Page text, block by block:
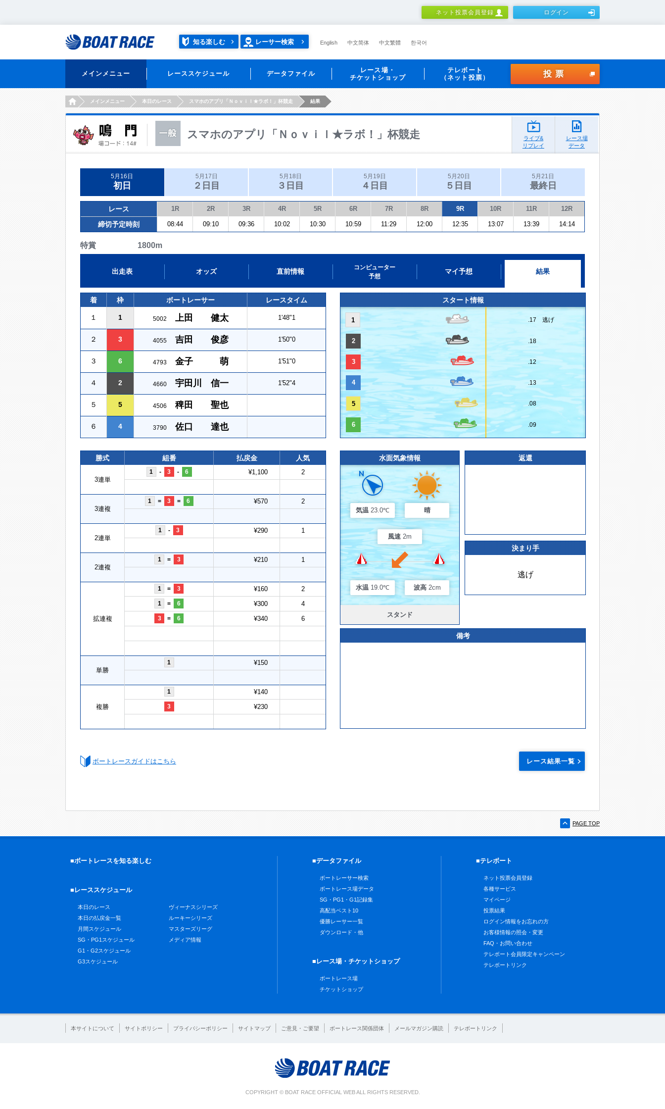
ネット投票会員登録 ログイン
知る楽しむ レーサー検索 English 中文简体 中文繁體 한국어
メインメニュー レーススケジュール データファイル
レース場・
チケットショップ
テレボート
（ネット投票）
投票
HOMEメインメニュー 本日のレース スマホのアプリ「Ｎｏｖｉｌ★ラボ！」杯競走 結果
スマホのアプリ「Ｎｏｖｉｌ★ラボ！」杯競走
ライブ&
リプレイ
レース場
データ
5月16日
初日
5月17日
２日目
5月18日
３日目
5月19日
４日目
5月20日
５日目
5月21日
最終日
レース 1R 2R 3R 4R 5R 6R 7R 8R 9R 10R 11R 12R
締切予定時刻 08:44 09:10 09:36 10:02 10:30 10:59 11:29 12:00 12:35 13:07 13:39 14:14
特賞 1800m
出走表 オッズ 直前情報
コンピューター
予想
マイ予想 結果
着 枠 ボートレーサー レースタイム
１ 1 5002 上田 健太 1'48"1
２ 3 4055 吉田 俊彦 1'50"0
３ 6 4793 金子 萌 1'51"0
４ 2 4660 宇田川 信一 1'52"4
５ 5 4506 稗田 聖也
６ 4 3790 佐口 達也
スタート情報
1 .17 逃げ
2 .18
3 .12
4 .13
5 .08
6 .09
勝式 組番 払戻金 人気
3連単
1 - 3 - 6 ¥1,100 2
3連複
1 = 3 = 6 ¥570 2
2連単
1 - 3 ¥290 1
2連複
1 = 3 ¥210 1
拡連複
1 = 3 ¥160 2
1 = 6 ¥300 4
3 = 6 ¥340 6
単勝
1 ¥150
複勝
1 ¥140
3 ¥230
水面気象情報
気温 23.0℃ 晴
風速 2m
水温 19.0℃ 波高 2cm
スタンド
返還
決まり手
逃げ
備考
ボートレースガイドはこちら レース結果一覧
PAGE TOP
■ボートレースを知る楽しむ
■レーススケジュール
本日のレース
本日の払戻金一覧
月間スケジュール
SG・PG1スケジュール
G1・G2スケジュール
G3スケジュール
ヴィーナスシリーズ
ルーキーシリーズ
マスターズリーグ
メディア情報
■データファイル
ボートレーサー検索
ボートレース場データ
SG・PG1・G1記録集
高配当ベスト10
優勝レーサー一覧
ダウンロード・他
■レース場・チケットショップ
ボートレース場
チケットショップ
■テレボート
ネット投票会員登録
各種サービス
マイページ
投票結果
ログイン情報をお忘れの方
お客様情報の照会・変更
FAQ・お問い合わせ
テレボート会員限定キャンペーン
テレボートリンク
本サイトについて サイトポリシー プライバシーポリシー サイトマップ ご意見・ご要望 ボートレース関係団体 メールマガジン購読 テレボートリンク
COPYRIGHT © BOAT RACE OFFICIAL WEB ALL RIGHTS RESERVED.